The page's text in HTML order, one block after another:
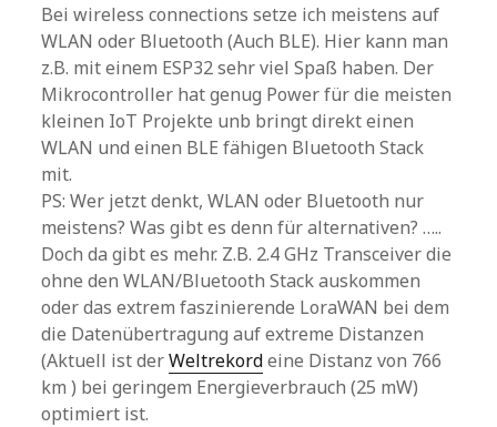
Bei wireless connections setze ich meistens auf
WLAN oder Bluetooth (Auch BLE). Hier kann man
z.B. mit einem ESP32 sehr viel Spaß haben. Der
Mikrocontroller hat genug Power für die meisten
kleinen IoT Projekte unb bringt direkt einen
WLAN und einen BLE fähigen Bluetooth Stack
mit.
PS: Wer jetzt denkt, WLAN oder Bluetooth nur
meistens? Was gibt es denn für alternativen? …..
Doch da gibt es mehr. Z.B. 2.4 GHz Transceiver die
ohne den WLAN/Bluetooth Stack auskommen
oder das extrem faszinierende LoraWAN bei dem
die Datenübertragung auf extreme Distanzen
(Aktuell ist derWeltrekordeine Distanz von 766
km ) bei geringem Energieverbrauch (25 mW)
optimiert ist.